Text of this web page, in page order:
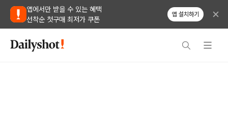
앱에서만 받을 수 있는 혜택
선착순 첫구매 최저가 쿠폰
앱 설치하기